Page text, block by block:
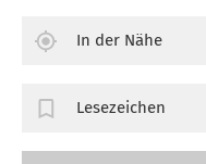
In der Nähe
Lesezeichen